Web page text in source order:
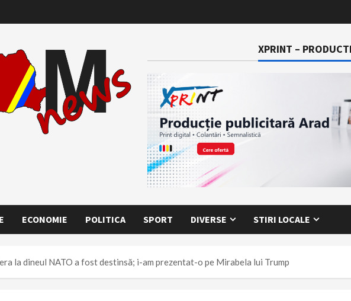
XPRINT –
ECONOMIE POLITICA SPORT DIVERSE STIRI LOCALE
la dineul NATO a fost destinsă; i-am prezentat-o pe Mirabela lui Trump